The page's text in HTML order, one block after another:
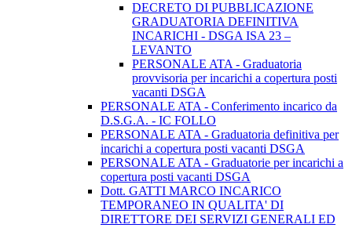
DECRETO DI PUBBLICAZIONE
GRADUATORIA DEFINITIVA
INCARICHI - DSGA ISA 23 –
LEVANTO
PERSONALE ATA - Graduatoria
provvisoria per incarichi a copertura posti
vacanti DSGA
PERSONALE ATA - Conferimento incarico da
D.S.G.A. - IC FOLLO
PERSONALE ATA - Graduatoria definitiva per
incarichi a copertura posti vacanti DSGA
PERSONALE ATA - Graduatorie per incarichi a
copertura posti vacanti DSGA
Dott. GATTI MARCO INCARICO
TEMPORANEO IN QUALITA' DI
DIRETTORE DEI SERVIZI GENERALI ED